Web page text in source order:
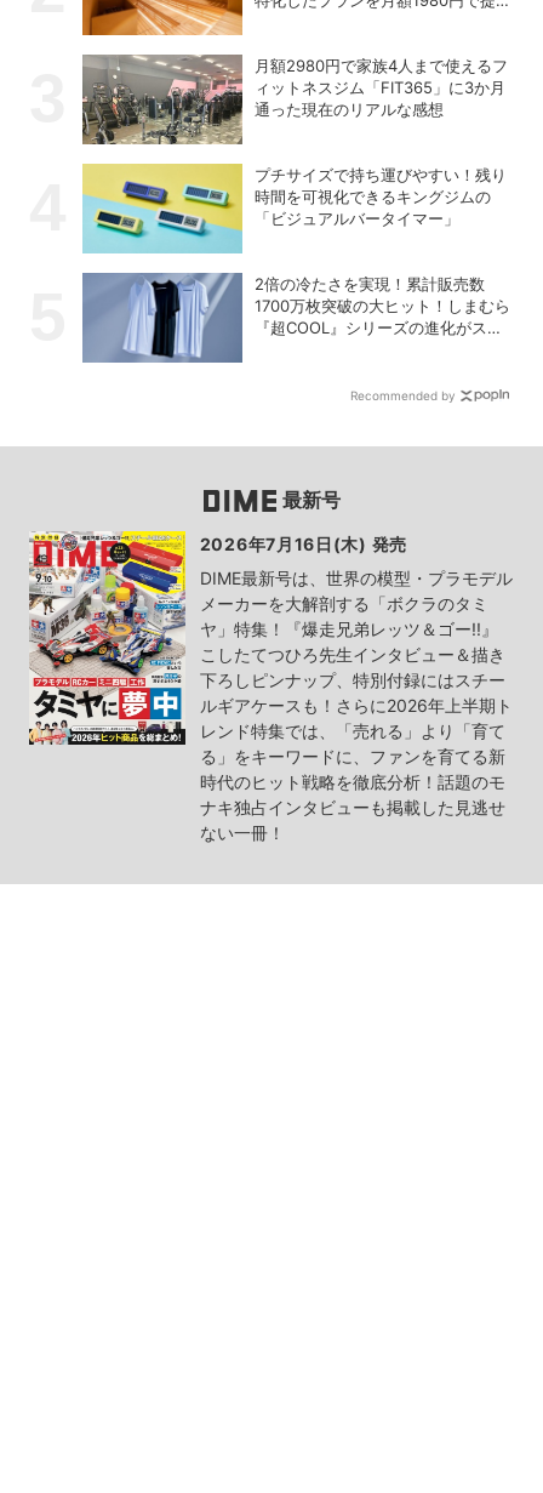
月額2980円で家族4人まで使えるフ
ィットネスジム「FIT365」に3か月
通った現在のリアルな感想
プチサイズで持ち運びやすい！残り
時間を可視化できるキングジムの
「ビジュアルバータイマー」
2倍の冷たさを実現！累計販売数
1700万枚突破の大ヒット！しまむら
『超COOL』シリーズの進化がスゴ
Recommended by
最新号
2026年7月16日(木) 発売
DIME最新号は、世界の模型・プラモデル
メーカーを大解剖する「ボクラのタミ
ヤ」特集！『爆走兄弟レッツ＆ゴー!!』
こしたてつひろ先生インタビュー＆描き
下ろしピンナップ、特別付録にはスチー
ルギアケースも！さらに2026年上半期ト
レンド特集では、「売れる」より「育て
る」をキーワードに、ファンを育てる新
時代のヒット戦略を徹底分析！話題のモ
ナキ独占インタビューも掲載した見逃せ
ない一冊！